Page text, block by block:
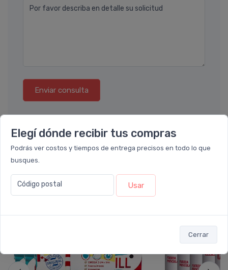
Elegí dónde recibir tus compras
Podrás ver costos y tiempos de entrega precisos en todo lo que
busques.
Código postal Usar
Cerrar
Por favor describa en detalle su solicitud
Enviar consulta